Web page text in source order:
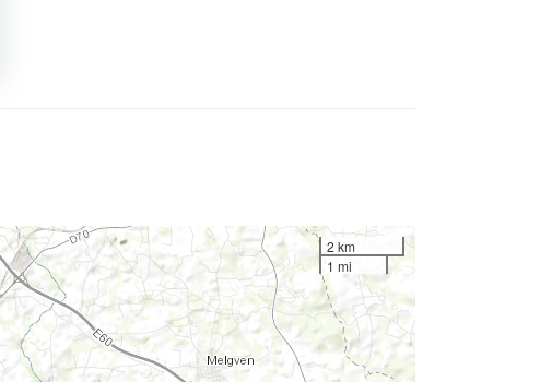
2 km
1 mi